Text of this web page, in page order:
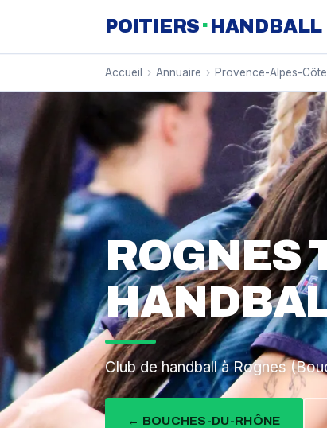
POITIERS · HANDBALL
Accueil › Annuaire › Provence-Alpes-
ROGNES
Club de handball à Rognes
← BOUCHES-DU-RHÔNE